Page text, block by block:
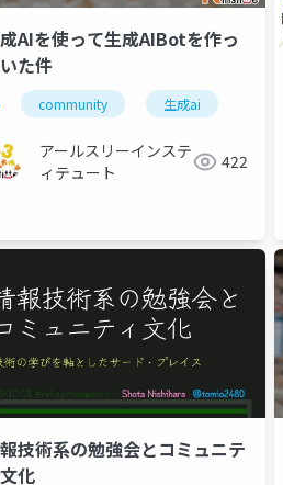
AIを使って生成AIBotを作っ
た件
community 生成ai
アールスリーインステ
ィテュート
422
技術系の勉強会とコミュニテ
化